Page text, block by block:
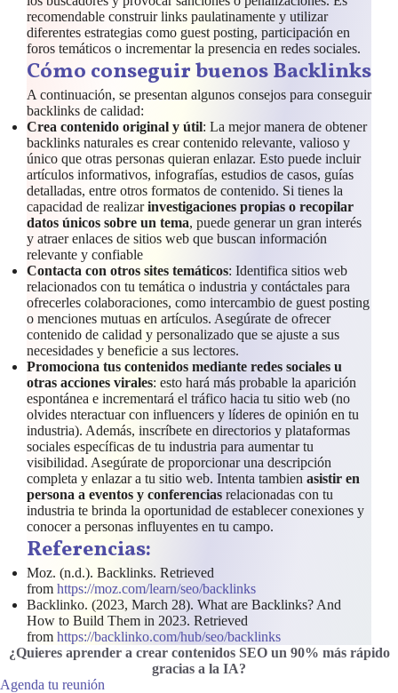
recomendable construir links paulatinamente y utilizar
diferentes estrategias como guest posting, participación en
foros temáticos o incrementar la presencia en redes sociales.
Cómo conseguir buenos Backlinks
A continuación, se presentan algunos consejos para conseguir
backlinks de calidad:
Crea contenido original y útil: La mejor manera de obtener
backlinks naturales es crear contenido relevante, valioso y
único que otras personas quieran enlazar. Esto puede incluir
artículos informativos, infografías, estudios de casos, guías
detalladas, entre otros formatos de contenido. Si tienes la
capacidad de realizarinvestigaciones propias o recopilar
datos únicos sobre un tema, puede generar un gran interés
y atraer enlaces de sitios web que buscan información
relevante y confiable
Contacta con otros sites temáticos: Identifica sitios web
relacionados con tu temática o industria y contáctales para
ofrecerles colaboraciones, como intercambio de guest posting
o menciones mutuas en artículos. Asegúrate de ofrecer
contenido de calidad y personalizado que se ajuste a sus
necesidades y beneficie a sus lectores.
Promociona tus contenidos mediante redes sociales u
otras acciones virales: esto hará más probable la aparición
espontánea e incrementará el tráfico hacia tu sitio web (no
olvides nteractuar con influencers y líderes de opinión en tu
industria). Además, inscríbete en directorios y plataformas
sociales específicas de tu industria para aumentar tu
visibilidad. Asegúrate de proporcionar una descripción
completa y enlazar a tu sitio web. Intenta tambien asistir en
persona a eventos y conferencias relacionadas con tu
industria te brinda la oportunidad de establecer conexiones y
conocer a personas influyentes en tu campo.
Referencias:
Moz. (n.d.). Backlinks. Retrieved
from https://moz.com/learn/seo/backlinks
Backlinko. (2023, March 28). What are Backlinks? And
How to Build Them in 2023. Retrieved
from https://backlinko.com/hub/seo/backlinks
¿Quieres aprender a crear contenidos SEO un 90% más rápido
gracias a la IA?
Agenda tu reunión